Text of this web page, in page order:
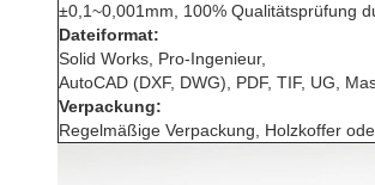
±0,1~0,001mm, 100% Qualitätsprüfung
Dateiformat:
Solid Works, Pro-Ingenieur,
AutoCAD (DXF, DWG), PDF, TIF, UG,
Verpackung:
Regelmäßige Verpackung, Holzkoffer